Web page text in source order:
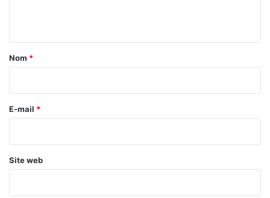
a
e
Nom *
E-mail *
Site web